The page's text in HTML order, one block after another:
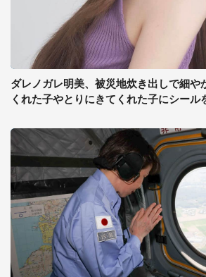
ダレノガレ明美、被災地炊き出しで細や
くれた子やとりにきてくれた子にシール